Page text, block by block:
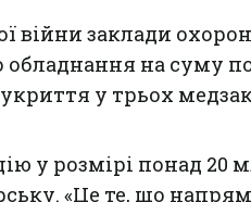
війни заклади
на суму
у трьох
у розмірі понад 20
«Це те, що